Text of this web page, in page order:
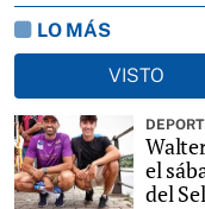
LO MÁS
VISTO
el
del